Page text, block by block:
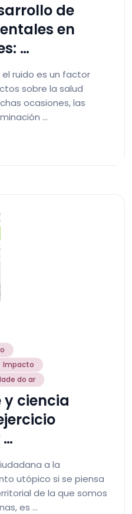
de
en
…
ruido es un factor
sobre la salud
ocasiones, las
…
Impacto
do ar
ciencia
a la
utópico si se piensa
de la que somos
es …